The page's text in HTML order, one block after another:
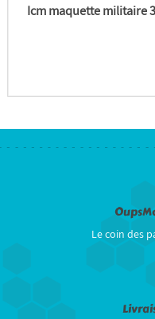
Icm maquette militaire
Le coin des